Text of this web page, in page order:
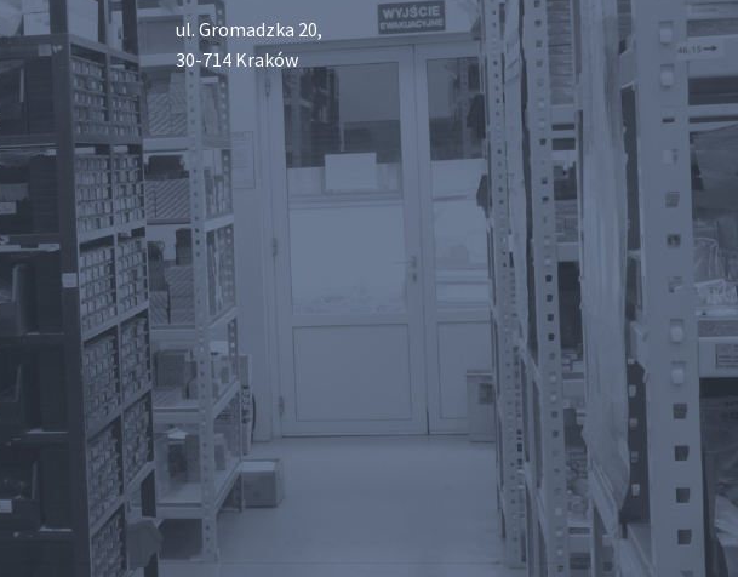
ul. Gromadzka 20,
30-714 Kraków